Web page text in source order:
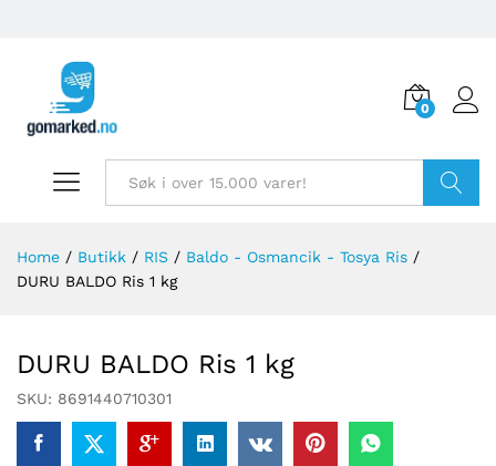
0
Home / Butikk / RIS / Baldo - Osmancik - Tosya Ris /
DURU BALDO Ris 1 kg
DURU BALDO Ris 1 kg
SKU: 8691440710301